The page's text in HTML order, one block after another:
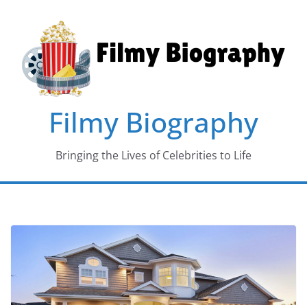
content
Filmy Biography
Bringing the Lives of Celebrities to Life